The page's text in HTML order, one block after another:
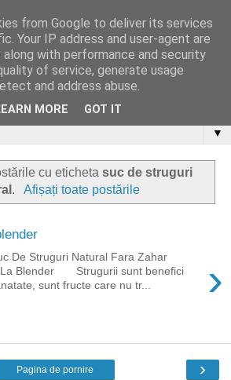
▼
cu eticheta suc de struguri
. Afișați toate postările
›
De Struguri Natural Fara Zahar
La Blender Strugurii sunt benefici
sunt fructe care nu tr...
›
Pagina de pornire
from Google to deliver its services
Your IP address and user-agent are
along with performance and security
of service, generate usage
and address abuse.
MORE GOT IT